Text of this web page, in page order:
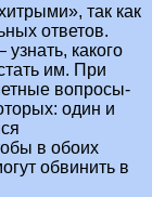
так как
ответов.
какого
им. При
вопросы-
один и
в обоих
обвинить в